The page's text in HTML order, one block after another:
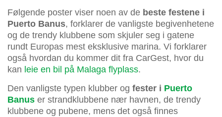
Følgende poster viser noen av de beste festene i
Puerto Banus, forklarer de vanligste begivenhetene
og de trendy klubbene som skjuler seg i gatene
rundt Europas mest eksklusive marina. Vi forklarer
også hvordan du kommer dit fra CarGest, hvor du
kan leie en bil på Malaga flyplass.
Den vanligste typen klubber og fester i Puerto
Banus er strandklubbene nær havnen, de trendy
klubbene og pubene, mens det også finnes